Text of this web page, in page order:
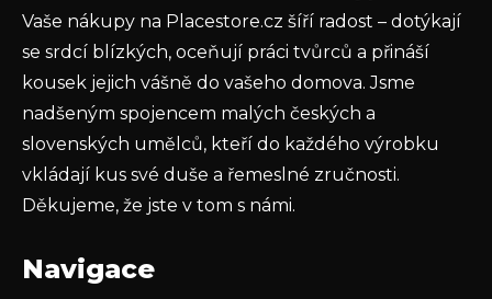
PŘIHLÁSIT SE
Vaše nákupy na Placestore.cz šíří radost – dotýkají
se srdcí blízkých, oceňují práci tvůrců a přináší
kousek jejich vášně do vašeho domova. Jsme
nadšeným spojencem malých českých a
slovenských umělců, kteří do každého výrobku
vkládají kus své duše a řemeslné zručnosti.
Děkujeme, že jste v tom s námi.
Navigace